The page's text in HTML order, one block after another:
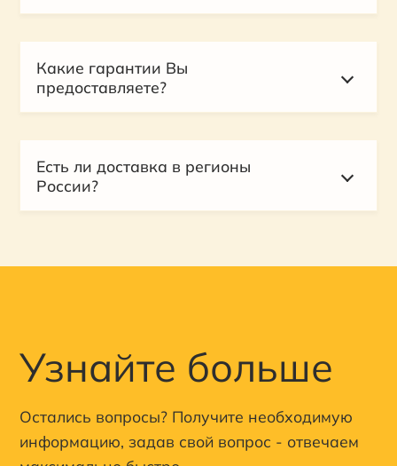
Какие гарантии Вы
предоставляете?
Есть ли доставка в регионы
России?
Узнайте больше
Остались вопросы? Получите необходимую
информацию, задав свой вопрос - отвечаем